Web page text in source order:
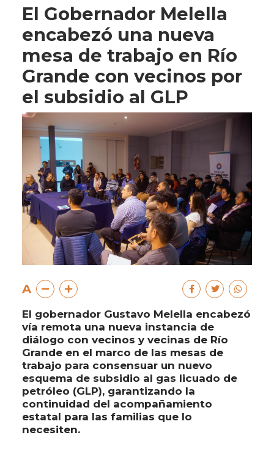
El Gobernador Melella
encabezó una nueva
mesa de trabajo en Río
Grande con vecinos por
el subsidio al GLP
A
El gobernador Gustavo Melella encabezó
vía remota una nueva instancia de
diálogo con vecinos y vecinas de Río
Grande en el marco de las mesas de
trabajo para consensuar un nuevo
esquema de subsidio al gas licuado de
petróleo (GLP), garantizando la
continuidad del acompañamiento
estatal para las familias que lo
necesiten.